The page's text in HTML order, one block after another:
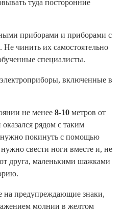
туда посторонние
приборами и приборами с
чинить их самостоятельно
специалисты.
включенные в
не менее 8-10 метров от
рядом с таким
покинуть с помощью
свести ноги вместе и, не
друга, маленькими шажками
предупреждающие знаки,
молнии в желтом